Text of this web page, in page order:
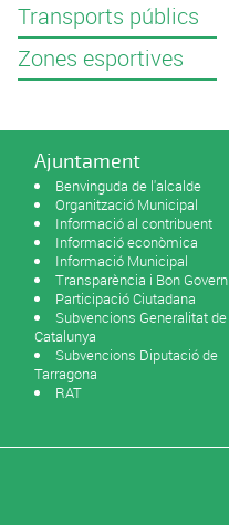
Transports públics
Zones esportives
Ajuntament
Benvinguda de l'alcalde
Organització Municipal
Informació al contribuent
Informació econòmica
Informació Municipal
Transparència i Bon Govern
Participació Ciutadana
Subvencions Generalitat de
Catalunya
Subvencions Diputació de
Tarragona
RAT